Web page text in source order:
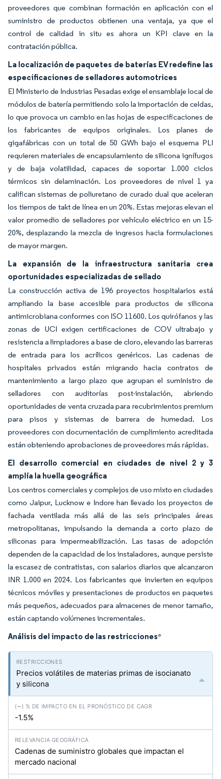
proveedores que combinan formación en aplicación con el
suministro de productos obtienen una ventaja, ya que el
control de calidad in situ es ahora un KPI clave en la
contratación pública.
La localización de paquetes de baterías EV redefine las
especificaciones de selladores automotrices
El Ministerio de Industrias Pesadas exige el ensamblaje local de
módulos de batería permitiendo solo la importación de celdas,
lo que provoca un cambio en las hojas de especificaciones de
los fabricantes de equipos originales. Los planes de
gigafábricas con un total de 50 GWh bajo el esquema PLI
requieren materiales de encapsulamiento de silicona ignífugos
y de baja volatilidad, capaces de soportar 1.000 ciclos
térmicos sin delaminación. Los proveedores de nivel 1 ya
califican sistemas de poliuretano de curado dual que aceleran
los tiempos de takt de línea en un 20%. Estas mejoras elevan el
valor promedio de selladores por vehículo eléctrico en un 15-
20%, desplazando la mezcla de ingresos hacia formulaciones
de mayor margen.
La expansión de la infraestructura sanitaria crea
oportunidades especializadas de sellado
La construcción activa de 196 proyectos hospitalarios está
ampliando la base accesible para productos de silicona
antimicrobiana conformes con ISO 11600. Los quirófanos y las
zonas de UCI exigen certificaciones de COV ultrabajo y
resistencia a limpiadores a base de cloro, elevando las barreras
de entrada para los acrílicos genéricos. Las cadenas de
hospitales privados están migrando hacia contratos de
mantenimiento a largo plazo que agrupan el suministro de
selladores con auditorías post-instalación, abriendo
oportunidades de venta cruzada para recubrimientos premium
para pisos y sistemas de barrera de humedad. Los
proveedores con documentación de cumplimiento acreditada
están obteniendo aprobaciones de proveedores más rápidas.
El desarrollo comercial en ciudades de nivel 2 y 3
amplía la huella geográfica
Los centros comerciales y complejos de uso mixto en ciudades
como Jaipur, Lucknow e Indore han llevado los proyectos de
fachada ventilada más allá de las seis principales áreas
metropolitanas, impulsando la demanda a corto plazo de
siliconas para impermeabilización. Las tasas de adopción
dependen de la capacidad de los instaladores, aunque persiste
la escasez de contratistas, con salarios diarios que alcanzaron
INR 1.000 en 2024. Los fabricantes que invierten en equipos
técnicos móviles y presentaciones de productos en paquetes
más pequeños, adecuados para almacenes de menor tamaño,
están captando volúmenes incrementales.
Análisis del impacto de las restricciones*
Precios volátiles de materias primas de isocianato
y silicona
-1.5%
Cadenas de suministro globales que impactan el
mercado nacional